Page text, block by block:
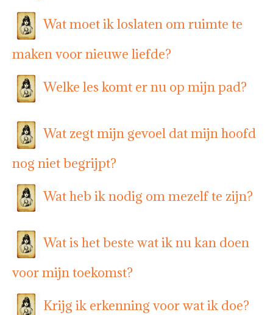
Wat moet ik loslaten om ruimte te
maken voor nieuwe liefde?
Welke les komt er nu op mijn pad?
Wat zegt mijn gevoel dat mijn hoofd
nog niet begrijpt?
Wat heb ik nodig om mezelf te zijn?
Wat is het beste wat ik nu kan doen
voor mijn toekomst?
Krijg ik erkenning voor wat ik doe?